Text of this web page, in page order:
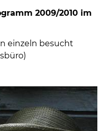
2009/2010 im
einzeln besucht